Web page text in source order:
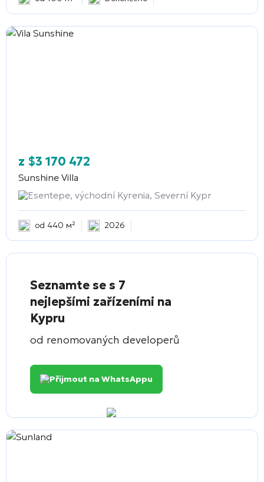
z $3 170 472
Sunshine Villa
Esentepe, východní Kyrenia, Severní Kypr
od 440 м² 2026
Seznamte se s 7
nejlepšími zařízeními na
Kypru
od renomovaných developerů
Přijmout na WhatsAppu